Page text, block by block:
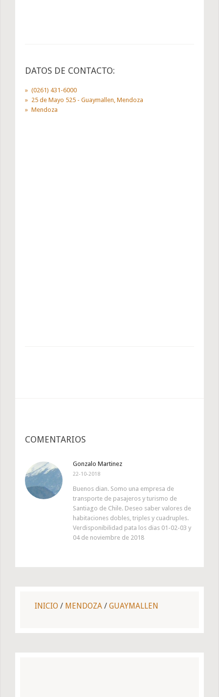
DATOS DE CONTACTO:
(0261) 431-6000
25 de Mayo 525 - Guaymallen, Mendoza
Mendoza
COMENTARIOS
Gonzalo Martinez
22-10-2018
Buenos dian. Somo una empresa de
transporte de pasajeros y turismo de
Santiago de Chile. Deseo saber valores de
habitaciones dobles, triples y cuadruples.
Verdisponibilidad pata los dias 01-02-03 y
04 de noviembre de 2018
INICIO / MENDOZA / GUAYMALLEN